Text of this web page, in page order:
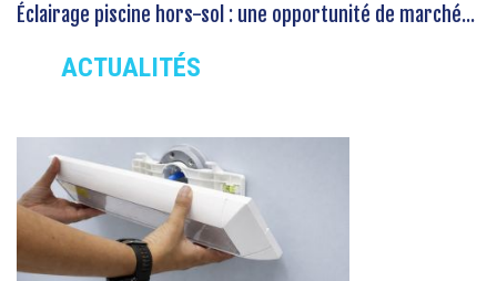
Éclairage piscine hors-sol : une opportunité de marché...
ACTUALITÉS